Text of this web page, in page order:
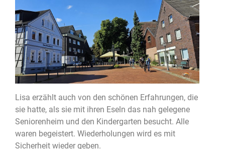
Lisa erzählt auch von den schönen Erfahrungen, die
sie hatte, als sie mit ihren Eseln das nah gelegene
Seniorenheim und den Kindergarten besucht. Alle
waren begeistert. Wiederholungen wird es mit
Sicherheit wieder geben.